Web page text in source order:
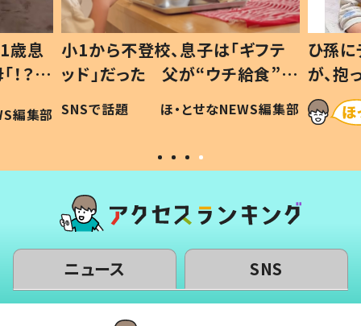
歳息
？」
編集部
小1から不登校、息子は「ギフテ
ッド」だった 父が“ウチ給食”を
作り続ける理由とは #令和の親
#令和の子
SNSで話題 ほ・とせなNEWS編集部
ひ孫
が、
「涙が
い」
ニュース SNS